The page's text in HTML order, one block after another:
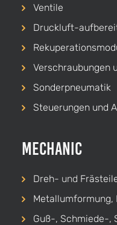
Ventile
Druckluft-
Verschraubungen
Sonderpneumatik
Steuerungen und
Mechanic
Dreh- und
Metallumformung,
Guß-, Schmiede-,